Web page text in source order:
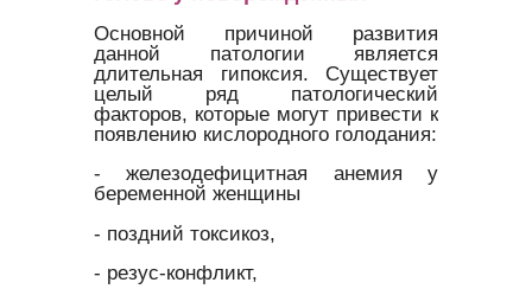
Основной причиной развития
данной патологии является
длительная гипоксия. Существует
целый ряд патологический
факторов, которые могут привести к
появлению кислородного голодания:
- железодефицитная анемия у
беременной женщины
- поздний токсикоз,
- резус-конфликт,